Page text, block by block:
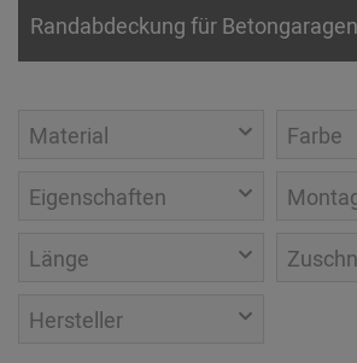
Randabdeckung für Betongaragen
Material Farbe
Eigenschaften
Länge
Hersteller